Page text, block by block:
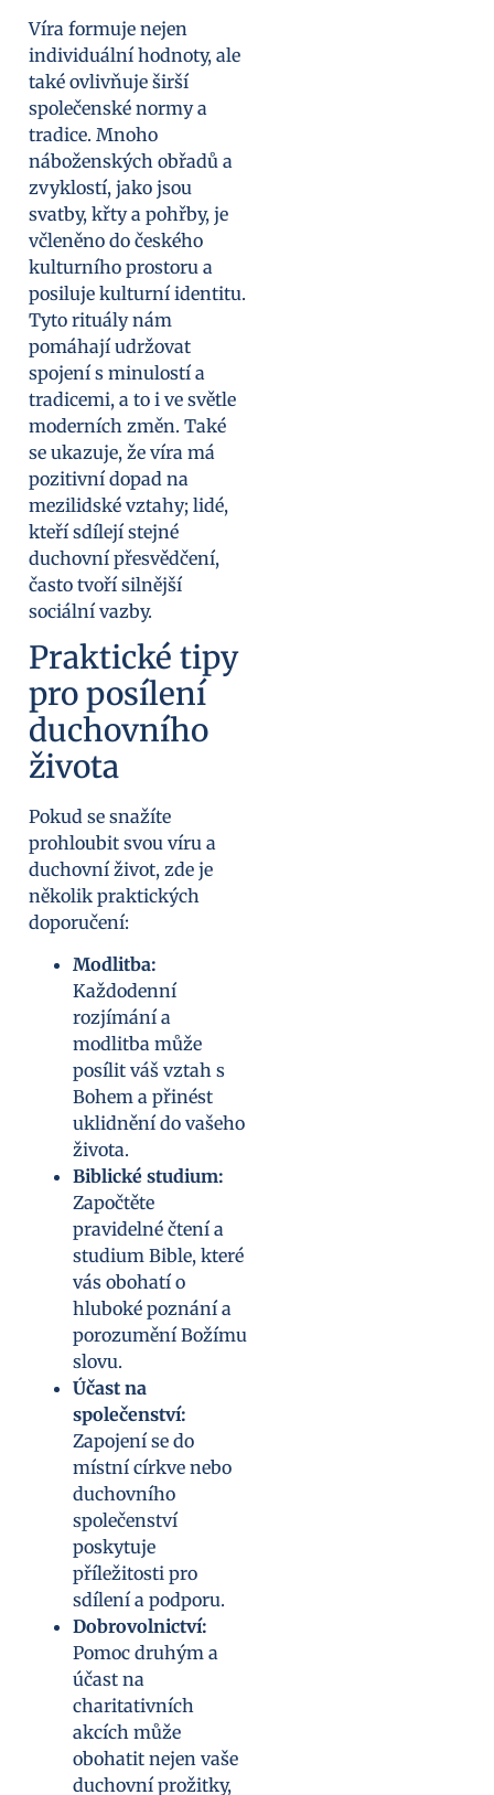
Víra formuje nejen
individuální hodnoty, ale
také ovlivňuje širší
společenské normy a
tradice. Mnoho
náboženských obřadů a
zvyklostí, jako jsou
svatby, křty a pohřby, je
včleněno do českého
kulturního prostoru a
posiluje kulturní identitu.
Tyto rituály nám
pomáhají udržovat
spojení s minulostí a
tradicemi, a to i ve světle
moderních změn. Také
se ukazuje, že víra má
pozitivní dopad na
mezilidské vztahy; lidé,
kteří sdílejí stejné
duchovní přesvědčení,
často tvoří silnější
sociální vazby.
Praktické tipy
pro posílení
duchovního
života
Pokud se snažíte
prohloubit svou víru a
duchovní život, zde je
několik praktických
doporučení:
Modlitba:
Každodenní
rozjímání a
modlitba může
posílit váš vztah s
Bohem a přinést
uklidnění do vašeho
života.
Biblické studium:
Započtěte
pravidelné čtení a
studium Bible, které
vás obohatí o
hluboké poznání a
porozumění Božímu
slovu.
Účast na
společenství:
Zapojení se do
místní církve nebo
duchovního
společenství
poskytuje
příležitosti pro
sdílení a podporu.
Dobrovolnictví:
Pomoc druhým a
účast na
charitativních
akcích může
obohatit nejen vaše
duchovní prožitky,